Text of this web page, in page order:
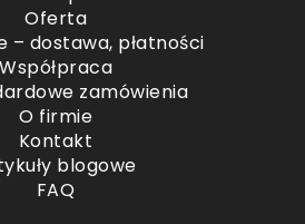
Oferta
– dostawa, płatności
Współpraca
zamówienia
O firmie
Kontakt
blogowe
FAQ